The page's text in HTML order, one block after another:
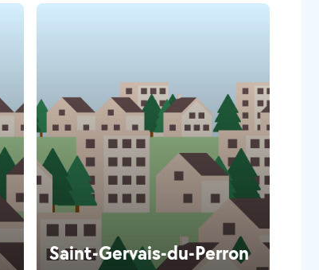
Saint-Gervais-du-Perron